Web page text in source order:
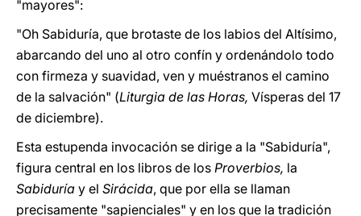
"mayores":
"Oh Sabiduría, que brotaste de los labios del Altísimo,
abarcando del uno al otro confín y ordenándolo todo
con firmeza y suavidad, ven y muéstranos el camino
de la salvación" (Liturgia de las Horas, Vísperas del 17
de diciembre).
Esta estupenda invocación se dirige a la "Sabiduría",
figura central en los libros de los Proverbios, la
Sabiduría y el Sirácida, que por ella se llaman
precisamente "sapienciales" y en los que la tradición